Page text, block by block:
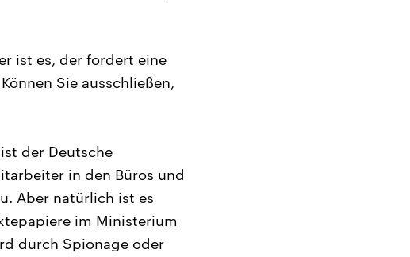
ist es, der fordert eine
Sie ausschließen,
der Deutsche
in den Büros und
Aber natürlich ist es
im Ministerium
durch Spionage oder